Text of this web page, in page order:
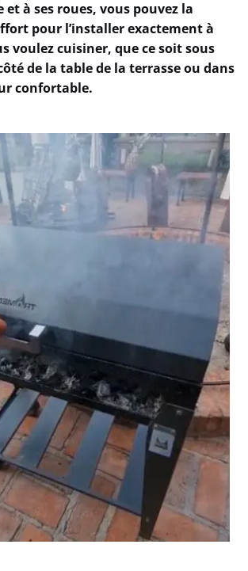
et à ses roues, vous pouvez la
pour l’installer exactement à
voulez cuisiner, que ce soit sous
de la table de la terrasse ou dans
confortable.